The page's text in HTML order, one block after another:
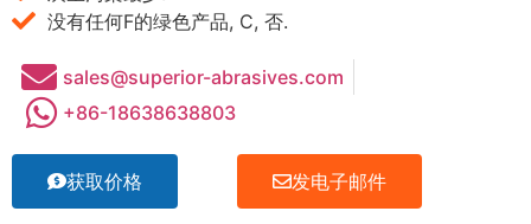
没有任何F的绿色产品, C, 否.
sales@superior-abrasives.com
+86-18638638803
获取价格 发电子邮件